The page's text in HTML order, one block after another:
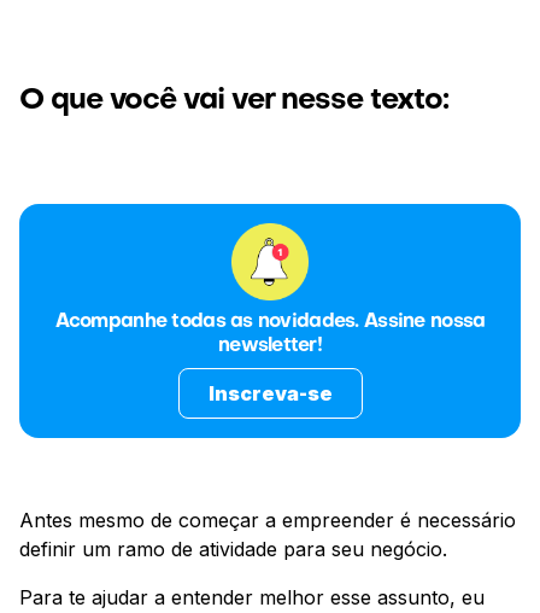
Acompanhe todas as novidades. Assine nossa
newsletter!
Inscreva-se
O que você vai ver nesse texto:
Antes mesmo de começar a empreender é necessário
definir um ramo de atividade para seu negócio.
Para te ajudar a entender melhor esse assunto, eu